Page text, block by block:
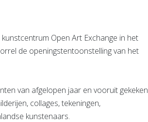
Open Art Exchange in het
de openingstentoonstelling van het
van afgelopen jaar en vooruit gekeken
collages, tekeningen,
kunstenaars.